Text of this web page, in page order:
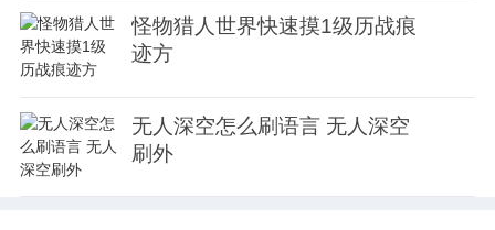
怪物猎人世界快速摸1级历战痕
迹方
无人深空怎么刷语言 无人深空
刷外